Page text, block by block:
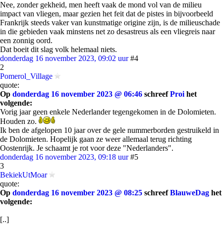
Nee, zonder gekheid, men heeft vaak de mond vol van de milieu
impact van vliegen, maar gezien het feit dat de pistes in bijvoorbeeld
Frankrijk steeds vaker van kunstmatige origine zijn, is de milieuschade
in die gebieden vaak minstens net zo desastreus als een vliegreis naar
een zonnig oord.
Dat boeit dit slag volk helemaal niets.
donderdag 16 november 2023, 09:02 uur #4
2
Pomerol_Village
quote:
Op donderdag 16 november 2023 @ 06:46 schreefProi het
volgende:
Vorig jaar geen enkele Nederlander tegengekomen in de Dolomieten.
Houden zo.
Ik ben de afgelopen 10 jaar over de gele nummerborden gestruikeld in
de Dolomieten. Hopelijk gaan ze weer allemaal terug richting
Oostenrijk. Je schaamt je rot voor deze "Nederlanders".
donderdag 16 november 2023, 09:18 uur #5
3
BekiekUtMoar
quote:
Op donderdag 16 november 2023 @ 08:25 schreefBlauweDag het
volgende:
[..]